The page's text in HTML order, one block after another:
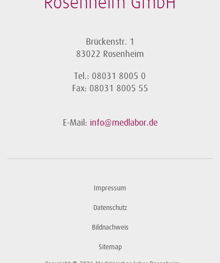
Brückenstr. 1
83022 Rosenheim
Tel.: 08031 8005 0
Fax: 08031 8005 55
E-Mail: info@medlabor.de
Impressum
Datenschutz
Bildnachweis
Sitemap